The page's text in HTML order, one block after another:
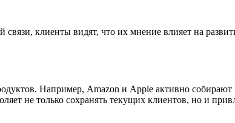
клиенты видят, что их мнение влияет на
Например, Amazon и Apple активно
не только сохранять текущих клиентов, но и